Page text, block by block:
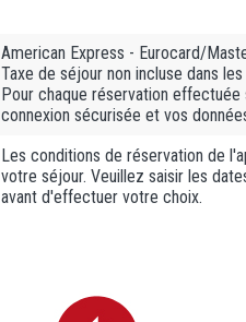
American Express - Eurocard/
Taxe de séjour non incluse dans
Pour chaque réservation
connexion sécurisée et vos
Les conditions de réservation de
votre séjour. Veuillez saisir les
avant d'effectuer votre choix.